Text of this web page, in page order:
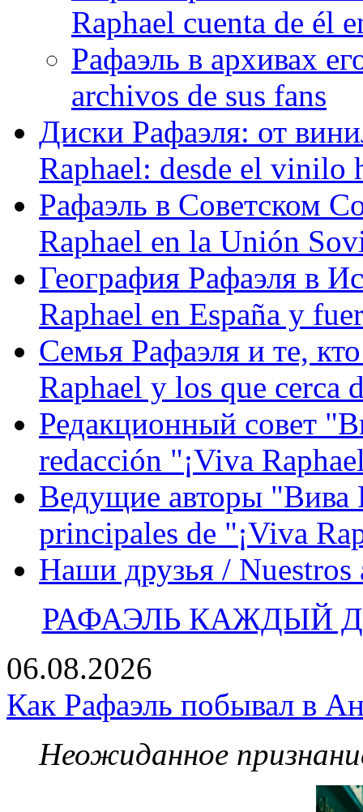
Raphael cuenta de él
Рафаэль в архивах
archivos de sus fans
Диски Рафаэля: от
Raphael: desde el vinilo
Рафаэль в Советском
Raphael en la Unión
География Рафаэля в
Raphael en España y
Семья Рафаэля и те,
Raphael y los que cerca
Редакционный совет
redacción "¡Viva
Ведущие авторы "Вива
principales de "¡Viva
Наши друзья / Nuestros
РАФАЭЛЬ КАЖДЫЙ
06.08.2026
Как Рафаэль побывал в
Неожиданное